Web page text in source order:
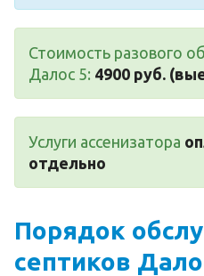
Стоимость разового
Далос 5: 4900 руб.
Услуги ассенизатора
отдельно
Порядок
септиков